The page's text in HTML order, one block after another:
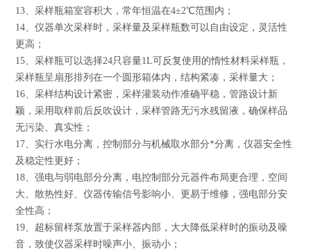
13、采样瓶箱室容积大，常年恒温在4±2℃范围内；
14、仪器单次采样时，采样量及采样瓶数可以自由设定，灵活性
更高；
15、采样瓶可以选择24只容量1L可反复使用的惰性材料采样瓶，
采样瓶呈扇形排列在一个圆形箱体内，结构紧凑，采样量大；
16、采样结构设计紧密，采样灌装动作准确平稳，管路设计新
颖，采用取样前后反吹设计，采样管路无污水残留液，确保样品
无污染、真实性；
17、实行水电分离，控制部分与机械取水部分*分离，仪器安全性
及稳定性更好；
18、强电与弱电部分分离，电控制部分元器件布局更合理，空间
大、散热性好、仪器传输信号影响小、更易于维修，强电部分安
全性高；
19、超标留样泵放置于采样器内部，大大降低采样时的振动及噪
音，致使仪器采样时噪声小、振动小；